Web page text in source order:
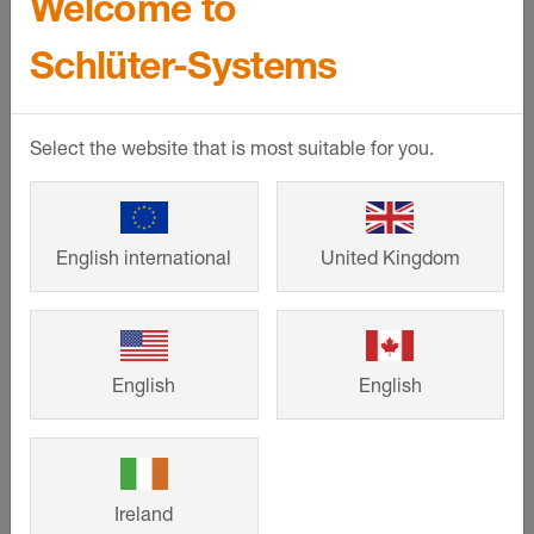
wysokościach
Możliwość dostosowania
Schlüter -
DESIGNBASE-
Wysokiej jakości
barwnie
powlekanego
dwóch różnych
Możliwość dostosowania
Schlüter
DESIGNBASE-
Akcesoria:
zewnętrzne i
wewnętrzne,
do profilu
Schlüter-Systems
Select the website that is most suitable for you.
English international United Kingdom
English English
Ireland